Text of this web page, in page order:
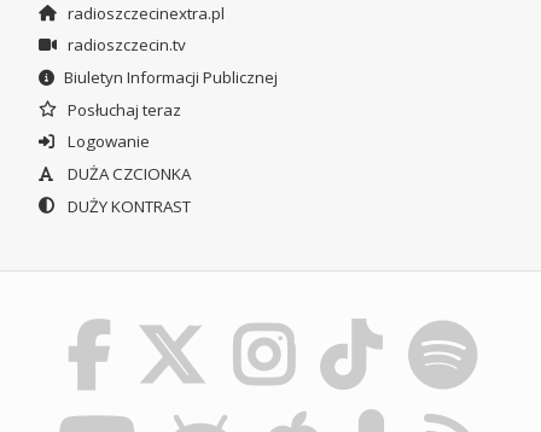
radioszczecinextra.pl
radioszczecin.tv
Biuletyn Informacji Publicznej
Posłuchaj teraz
Logowanie
DUŻA CZCIONKA
DUŻY KONTRAST